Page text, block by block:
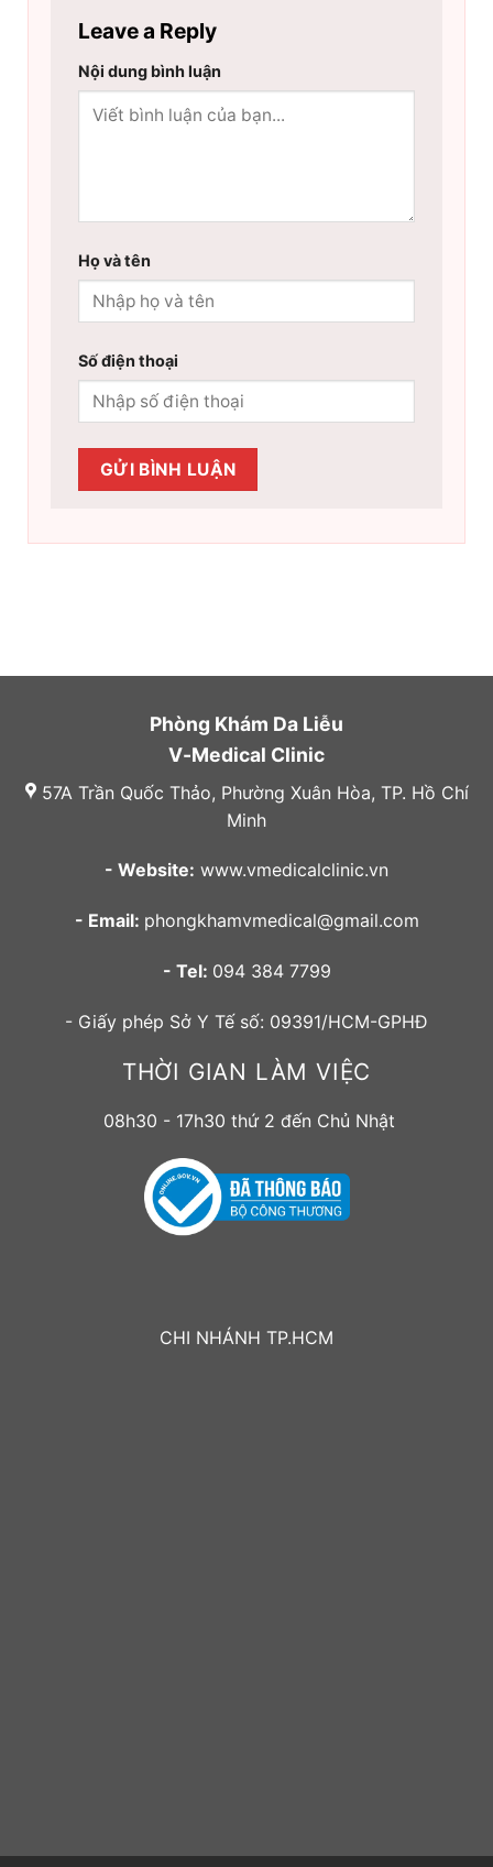
Leave a Reply
Nội dung bình luận
Họ và tên
Số điện thoại
Phòng Khám Da Liễu
V-Medical Clinic
57A Trần Quốc Thảo, Phường Xuân Hòa, TP. Hồ Chí
Minh
- Website: www.vmedicalclinic.vn
- Email: phongkhamvmedical@gmail.com
- Tel: 094 384 7799
- Giấy phép Sở Y Tế số: 09391/HCM-GPHĐ
THỜI GIAN LÀM VIỆC
08h30 - 17h30 thứ 2 đến Chủ Nhật
CHI NHÁNH TP.HCM